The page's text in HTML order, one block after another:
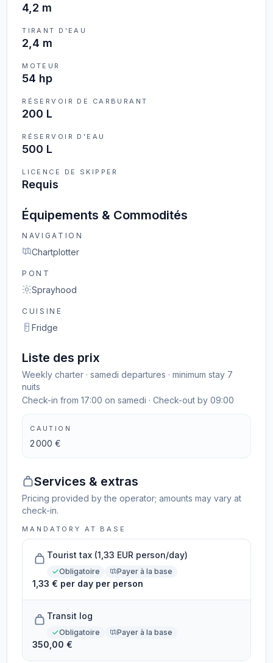
4,2 m
TIRANT D'EAU
2,4 m
MOTEUR
54 hp
RÉSERVOIR DE CARBURANT
200 L
RÉSERVOIR D'EAU
500 L
LICENCE DE SKIPPER
Requis
Équipements & Commodités
NAVIGATION
Chartplotter
PONT
Sprayhood
CUISINE
Fridge
Liste des prix
Weekly charter · samedi departures · minimum stay 7
nuits
Check-in from 17:00 on samedi · Check-out by 09:00
CAUTION
2 000 €
Services & extras
Pricing provided by the operator; amounts may vary at
check-in.
MANDATORY AT BASE
Tourist tax (1,33 EUR person/day)
Obligatoire Payer à la base
1,33 € per day per person
Transit log
Obligatoire Payer à la base
350,00 €